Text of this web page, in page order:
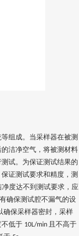
组成。当采样器在被测
洁净空气，将被测材料
试。为保证测试结果的
证测试要求和精度，测
度达不到测试要求，应
确保测试腔不漏气的设
确保采样器密封，采样
低于 10L/min 且不高于